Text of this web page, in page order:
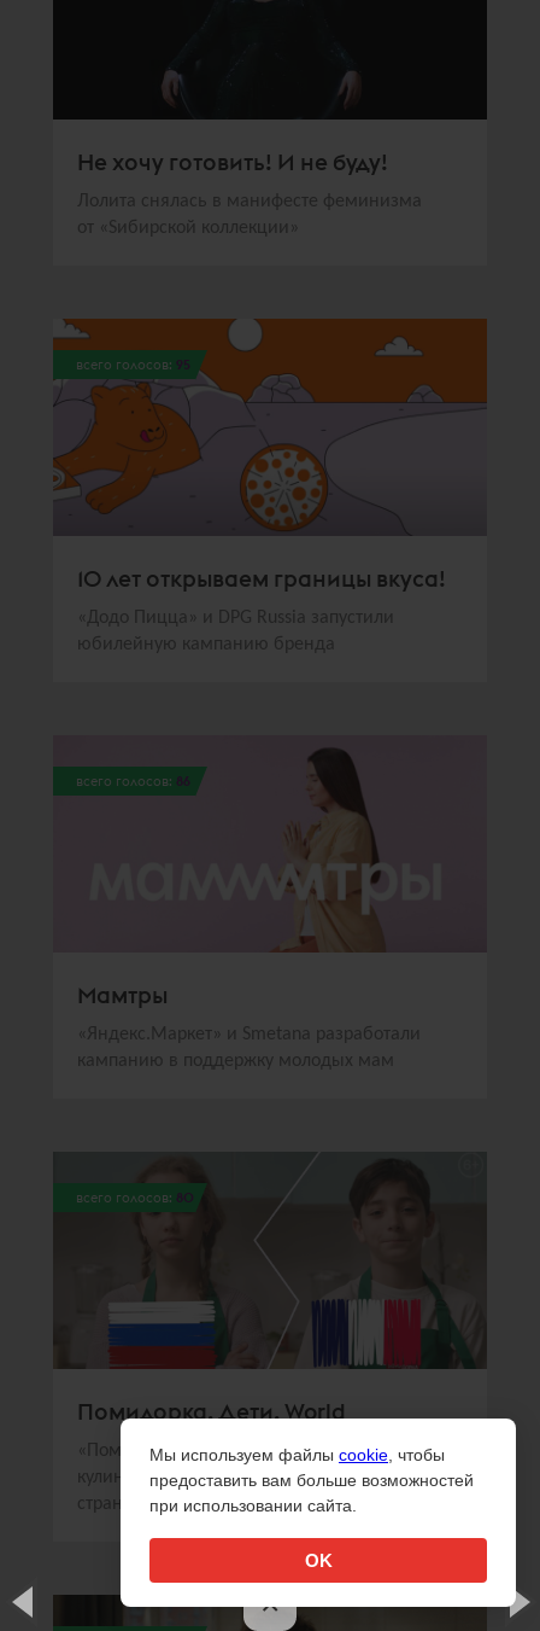
×
Не хочу готовить! И не буду!
Лолита снялась в манифесте феминизма
от «Sибирской коллекции»
всего голосов: 95
10 лет открываем границы вкуса!
«Додо Пицца» и DPG Russia запустили
юбилейную кампанию бренда
всего голосов: 86
Мамтры
«Яндекс.Маркет» и Smetana разработали
кампанию в поддержку молодых мам
всего голосов: 80
Помидорка. Дети. World
«Помидорка» и Sorry,Guys.Media создали
кулинарное шоу, в котором дети из разных
стран готовили национальные блюда
Мы используем файлы cookie , чтобы
предоставить вам больше возможностей
при использовании сайта.
OK